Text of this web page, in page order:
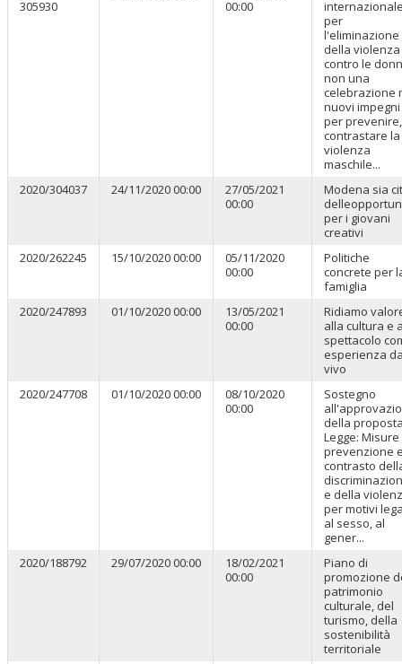
305930
00:00
per
l'eliminazione
della violenza
contro le
non una
celebrazione
nuovi impegni
per prevenire,
contrastare la
violenza
maschile...
2020/304037
24/11/2020 00:00
27/05/2021
00:00
Modena sia
per i giovani
creativi
2020/262245
15/10/2020 00:00
05/11/2020
00:00
Politiche
concrete per
famiglia
2020/247893
01/10/2020 00:00
13/05/2021
00:00
Ridiamo
alla cultura e
spettacolo
esperienza
vivo
2020/247708
01/10/2020 00:00
08/10/2020
00:00
Sostegno
della
Legge: Misure
prevenzione
contrasto
e della
per motivi
al sesso, al
gener...
2020/188792
29/07/2020 00:00
18/02/2021
00:00
Piano di
promozione
patrimonio
culturale, del
turismo, della
sostenibilità
territoriale